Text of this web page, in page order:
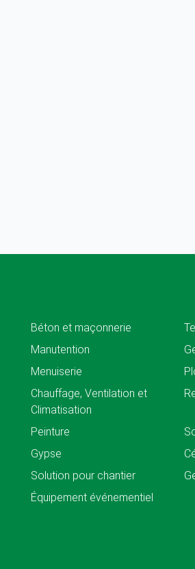
Béton et maçonnerie
Manutention
Menuiserie
Chauffage, Ventilation et
Climatisation
Peinture
Gypse
Solution pour chantier
Équipement événementiel